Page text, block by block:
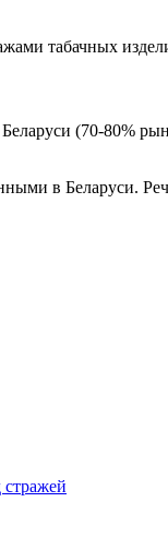
табачных
(70-80%
в Беларуси.